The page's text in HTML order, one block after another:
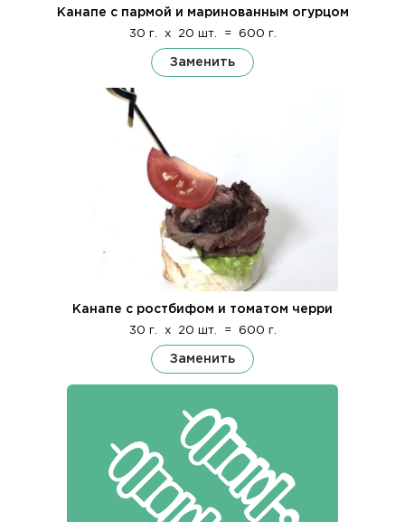
Канапе с пармой и маринованным огурцом
30 г. x 20 шт. = 600 г.
Заменить
Канапе с ростбифом и томатом черри
30 г. x 20 шт. = 600 г.
Заменить